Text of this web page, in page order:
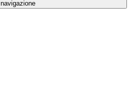
navigazione